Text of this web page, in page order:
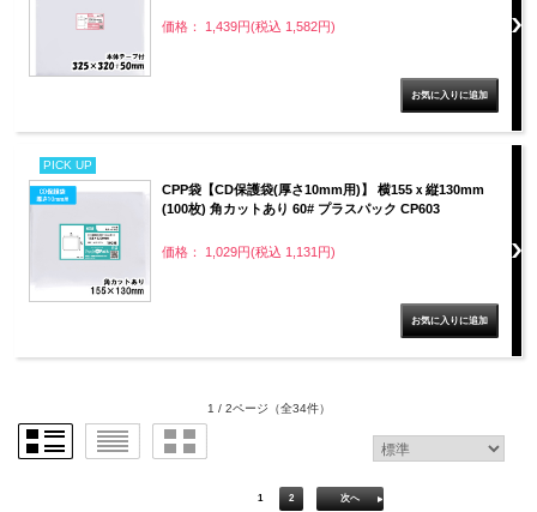
価格： 1,439円(税込 1,582円)
PICK UP
CPP袋【CD保護袋(厚さ10mm用)】 横155ｘ縦130mm
(100枚) 角カットあり 60# プラスパック CP603
価格： 1,029円(税込 1,131円)
1 / 2ページ （全34件）
1 2 次へ